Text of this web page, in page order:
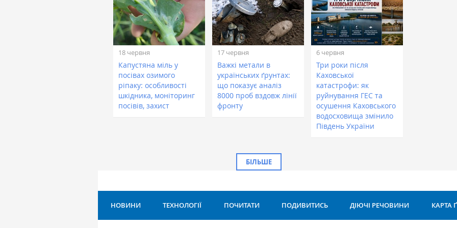
18 червня
Капустяна міль у
посівах озимого
ріпаку: особливості
шкідника, моніторинг
посівів, захист
17 червня
Важкі метали в
українських ґрунтах:
що показує аналіз
8000 проб вздовж лінії
фронту
6 червня
Три роки після
Каховської
катастрофи: як
руйнування ГЕС та
осушення Каховського
водосховища змінило
Південь України
БІЛЬШЕ
НОВИНИ ТЕХНОЛОГІЇ ПОЧИТАТИ ПОДИВИТИСЬ ДІЮЧІ РЕЧОВИНИ КАРТА